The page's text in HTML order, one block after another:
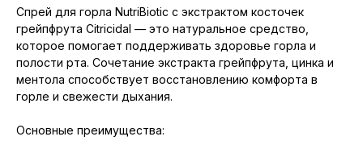
Спрей для горла NutriBiotic с экстрактом косточек
грейпфрута Citricidal — это натуральное средство,
которое помогает поддерживать здоровье горла и
полости рта. Сочетание экстракта грейпфрута, цинка и
ментола способствует восстановлению комфорта в
горле и свежести дыхания.
Основные преимущества: